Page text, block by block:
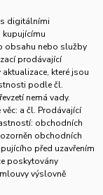
s digitálními
obsahu nebo služby
prodávající
které jsou
podle čl.
nemá vady.
a čl. Prodávající
obchodních
obchodních
před uzavřením
poskytovány
výslovně